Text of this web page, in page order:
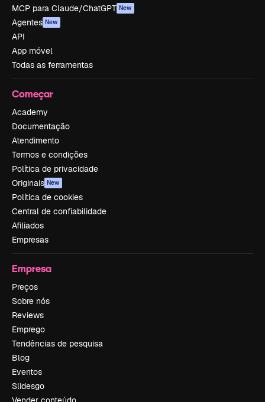
MCP para Claude/ChatGPT New
Agentes New
API
App móvel
Todas as ferramentas
Começar
Academy
Documentação
Atendimento
Termos e condições
Política de privacidade
Originais New
Política de cookies
Central de confiabilidade
Afiliados
Empresas
Empresa
Preços
Sobre nós
Reviews
Emprego
Tendências de pesquisa
Blog
Eventos
Slidesgo